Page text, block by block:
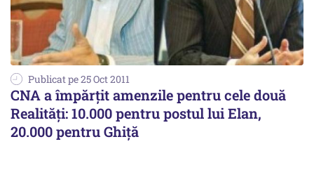
Publicat pe 25 Oct 2011
CNA a împărţit amenzile pentru cele două
Realităţi: 10.000 pentru postul lui Elan,
20.000 pentru Ghiţă